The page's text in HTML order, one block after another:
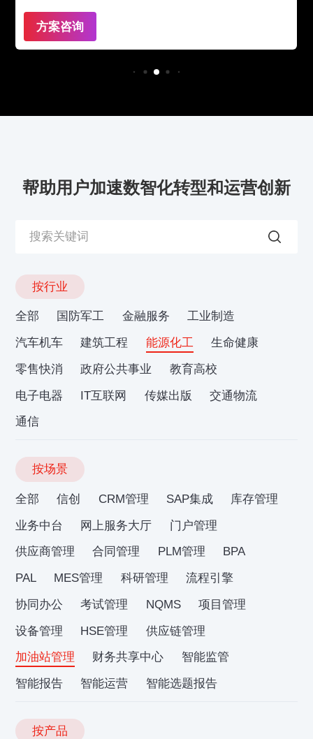
方案咨询
帮助用户加速数智化转型和运营创新
按行业
全部 国防军工 金融服务
工业制造
汽车机车
建筑工程 能源化工
生命健康
零售快消
政府公共事业
教育高校
电子电器
IT互联网 传媒出版
交通物流
通信
按场景
全部 信创 CRM管理 SAP集成
库存管理
业务中台
网上服务大厅
门户管理
供应商管理
合同管理 PLM管理
BPA
PAL
MES管理 科研管理
流程引擎
协同办公
考试管理 NQMS
项目管理
设备管理
HSE管理
供应链管理
加油站管理
财务共享中心
智能监管
智能报告
智能运营 智能选题报告
按产品